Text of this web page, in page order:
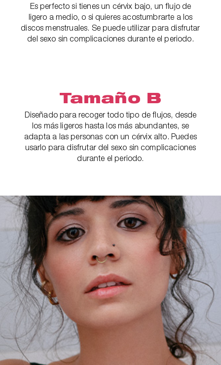
Es perfecto si tienes un cérvix bajo, un flujo de
ligero a medio, o si quieres acostumbrarte a los
discos menstruales. Se puede utilizar para disfrutar
del sexo sin complicaciones durante el periodo.
Tamaño B
Diseñado para recoger todo tipo de flujos, desde
los más ligeros hasta los más abundantes, se
adapta a las personas con un cérvix alto. Puedes
usarlo para disfrutar del sexo sin complicaciones
durante el periodo.